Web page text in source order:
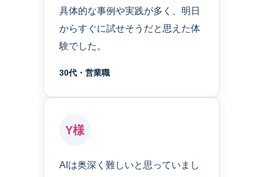
具体的な事例や実践が多く、明日
からすぐに試せそうだと思えた体
験でした。
30代・営業職
Y様
AIは奥深く難しいと思っていまし